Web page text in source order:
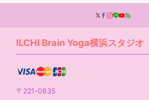
ILCHI Brain Yoga横浜スタジオ
〒221-0835